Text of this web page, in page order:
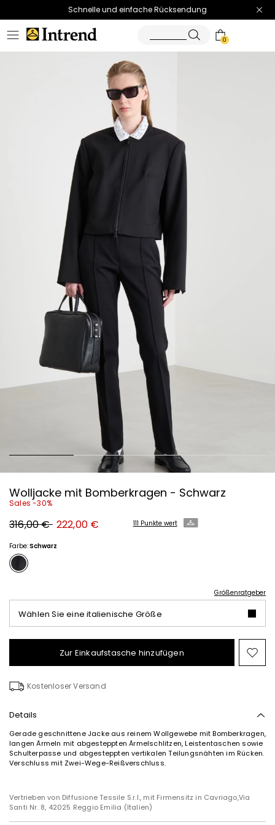
Schnelle und einfache Rücksendung
0
Wolljacke mit Bomberkragen - Schwarz
Sales -30%
Ursprünglicher
Preis
€
316,00 € Neuer
Preis
€
222,00 € 111 Punkte wert
Farbe:Schwarz
Größenratgeber
Wählen Sie eine italienische Größe
Zur Einkaufstasche hinzufügen Auf
die
Kostenloser Versand
Details
Gerade geschnittene Jacke aus reinem Wollgewebe mit Bomberkragen,
langen Ärmeln mit abgesteppten Ärmelschlitzen, Leistentaschen sowie
Schulterpasse und abgesteppten vertikalen Teilungsnähten im Rücken.
Verschluss mit Zwei-Wege-Reißverschluss.
Vertrieben von Diffusione Tessile S.r.l., mit Firmensitz in Cavriago,Via
Santi Nr. 8, 42025 Reggio Emilia (Italien)